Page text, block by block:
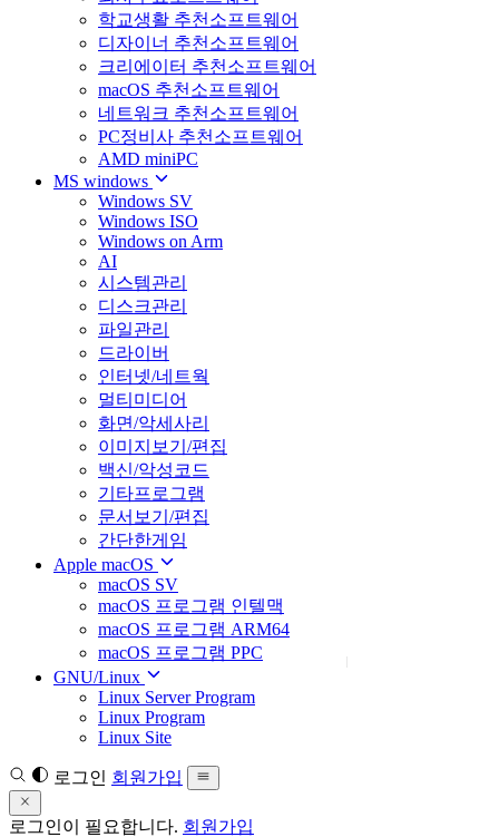
학교생활 추천소프트웨어
디자이너 추천소프트웨어
크리에이터 추천소프트웨어
macOS 추천소프트웨어
네트워크 추천소프트웨어
PC정비사 추천소프트웨어
AMD miniPC
MS windows
Windows SV
Windows ISO
Windows on Arm
AI
시스템관리
디스크관리
파일관리
드라이버
인터넷/네트웍
멀티미디어
화면/악세사리
이미지보기/편집
백신/악성코드
기타프로그램
문서보기/편집
간단한게임
Apple macOS
macOS SV
macOS 프로그램 인텔맥
macOS 프로그램 ARM64
macOS 프로그램 PPC
GNU/Linux
Linux Server Program
Linux Program
Linux Site
로그인 회원가입
로그인이 필요합니다. 회원가입